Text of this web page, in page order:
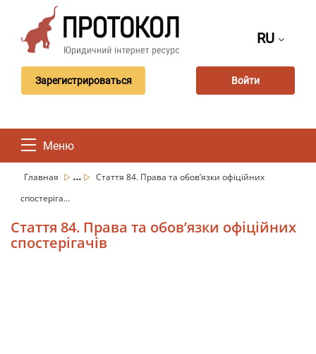
RU
Зарегистрироваться Войти
Меню
Главная ...
Стаття 84. Права та обов’язки офіційних
спостеріга...
Стаття 84. Права та обов’язки офіційних
спостерігачів